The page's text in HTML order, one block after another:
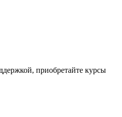
приобретайте курсы